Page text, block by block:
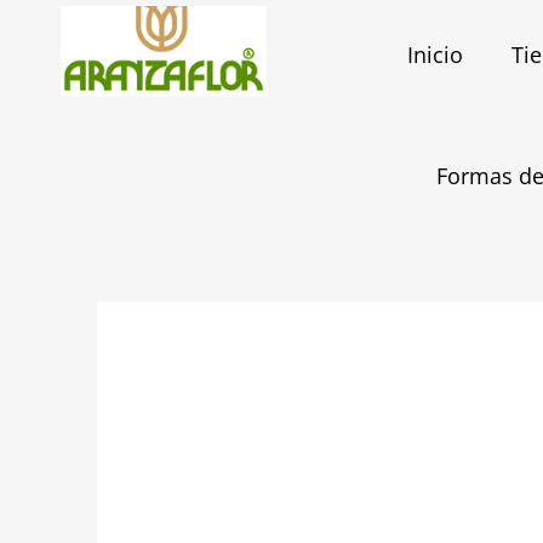
contenido
Inicio
Formas